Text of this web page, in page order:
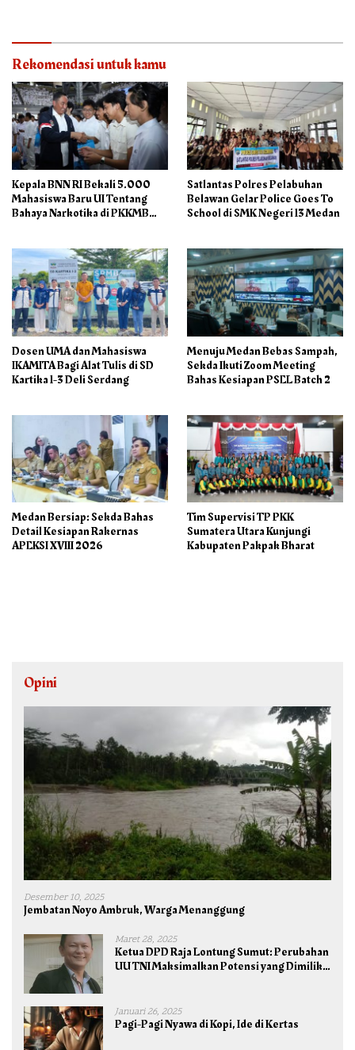
Rekomendasi untuk kamu
Kepala BNN RI Bekali 5.000
Mahasiswa Baru UI Tentang
Bahaya Narkotika di PKKMB
Satlantas Polres Pelabuhan
Belawan Gelar Police Goes To
School di SMK Negeri 13 Medan
Dosen UMA dan Mahasiswa
IKAMITA Bagi Alat Tulis di SD
Kartika 1-3 Deli Serdang
Menuju Medan Bebas Sampah,
Sekda Ikuti Zoom Meeting
Bahas Kesiapan PSEL Batch 2
Medan Bersiap: Sekda Bahas
Detail Kesiapan Rakernas
APEKSI XVIII 2026
Tim Supervisi TP PKK
Sumatera Utara Kunjungi
Kabupaten Pakpak Bharat
Opini
Desember 10, 2025
Jembatan Noyo Ambruk, Warga Menanggung
Maret 28, 2025
Ketua DPD Raja Lontung Sumut: Perubahan
UU TNI Maksimalkan Potensi yang Dimiliki
Januari 26, 2025
Pagi-Pagi Nyawa di Kopi, Ide di Kertas